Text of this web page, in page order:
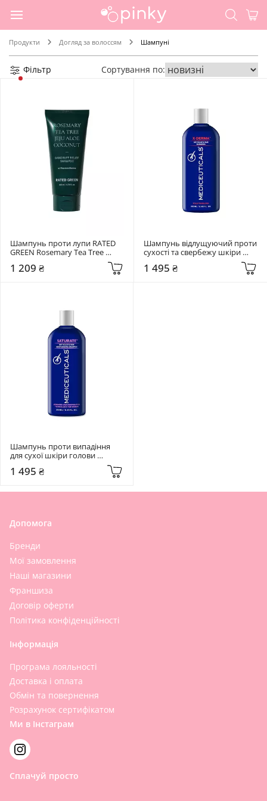
Продукти Догляд за волоссям Шампуні
Фільтр Сортування по:
Шампунь проти лупи RATED
GREEN Rosemary Tea Tree
Shampoo 200 мл
1 209 ₴
Шампунь відлущуючий проти
сухості та свербежу шкіри
голови Mediceuticals X-Derma
Shampoo 250 мл
1 495 ₴
Шампунь проти випадіння
для сухої шкіри голови
Shampoo 250 мл
1 495 ₴
Допомога
Бренди
Мої замовлення
Наші магазини
Франшиза
Договір оферти
Політика конфіденційності
Інформація
Програма лояльності
Доставка і оплата
Обмін та повернення
Розрахунок сертифікатом
Ми в Інстаграм
Сплачуй просто